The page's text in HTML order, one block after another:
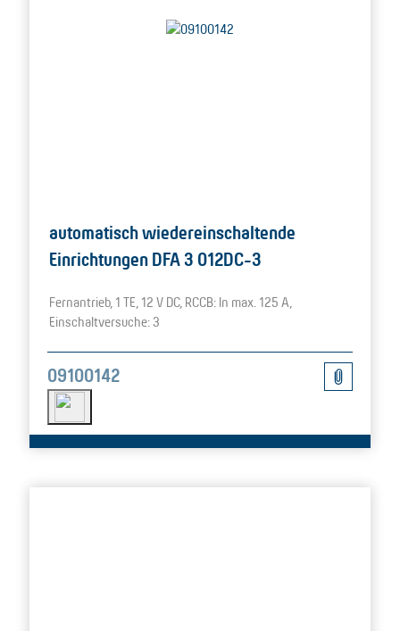
automatisch wiedereinschaltende
Einrichtungen DFA 3 012DC-3
Fernantrieb, 1 TE, 12 V DC, RCCB: In max. 125 A,
Einschaltversuche: 3
09100142